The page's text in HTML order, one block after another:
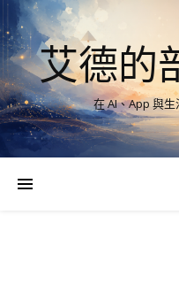
艾德的
在 AI、App 與